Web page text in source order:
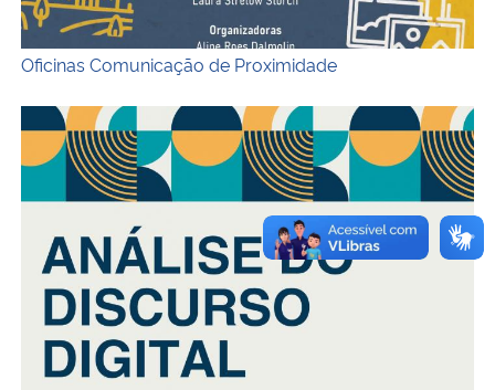
Oficinas Comunicação de Proximidade
Capa do ebook